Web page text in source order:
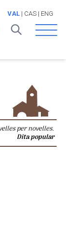
VAL| CAS| ENG
Open
per novelles.
Dita popular